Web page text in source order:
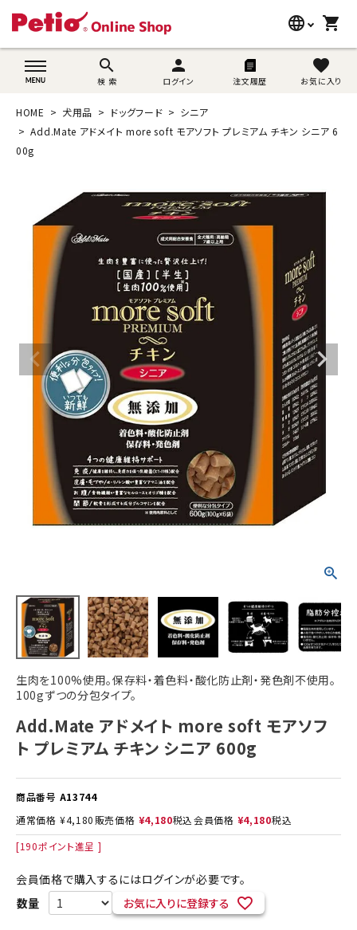
language
wovn-lang-name
shopping_cart
search
検 索
person
ログイン 注文履歴
favorite
お気に入り
search
猫用品
ブランド別に探す
目的別に探す
SNS
ご利用案内
ACCOUNT MENU
ようこそ ゲスト 様
新規会員登録
HOME 犬用品 ドッグフード
シニア
Add.Mate アドメイト more soft モアソフト プレミアム チキン シニア 6
00g
生肉を100%使用。保存料・着色料・酸化防止剤・発色剤不使用。
100gずつの分包タイプ。
Add.Mate アドメイト more soft モアソフ
ト プレミアム チキン シニア 600g
商品番号 A13744
通常価格 ¥4,180 販売価格 ¥4,180税込会員価格 ¥4,180税込
[190ポイント進呈 ]
会員価格で購入するにはログインが必要です。
お気に入りに登録する